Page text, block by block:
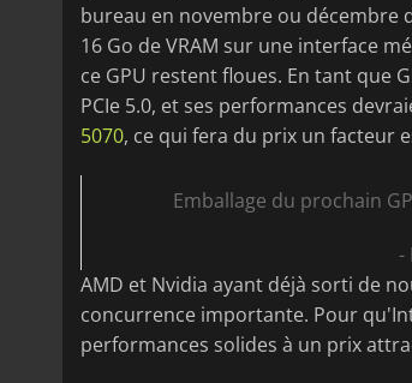
bureau en novembre ou décembre
16 Go de VRAM sur une interface
ce GPU restent floues. En tant que
PCIe 5.0, et ses performances
5070, ce qui fera du prix un facteur
Emballage du prochain
-
AMD et Nvidia ayant déjà sorti de
concurrence importante. Pour
performances solides à un prix